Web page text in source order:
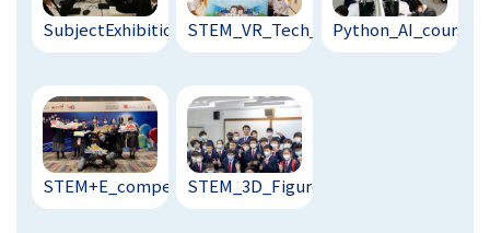
SubjectExhibition_@A...STEM_VR_Tech_with_So...
STEM+E_competition_@...STEM_3D_Figure_with_...